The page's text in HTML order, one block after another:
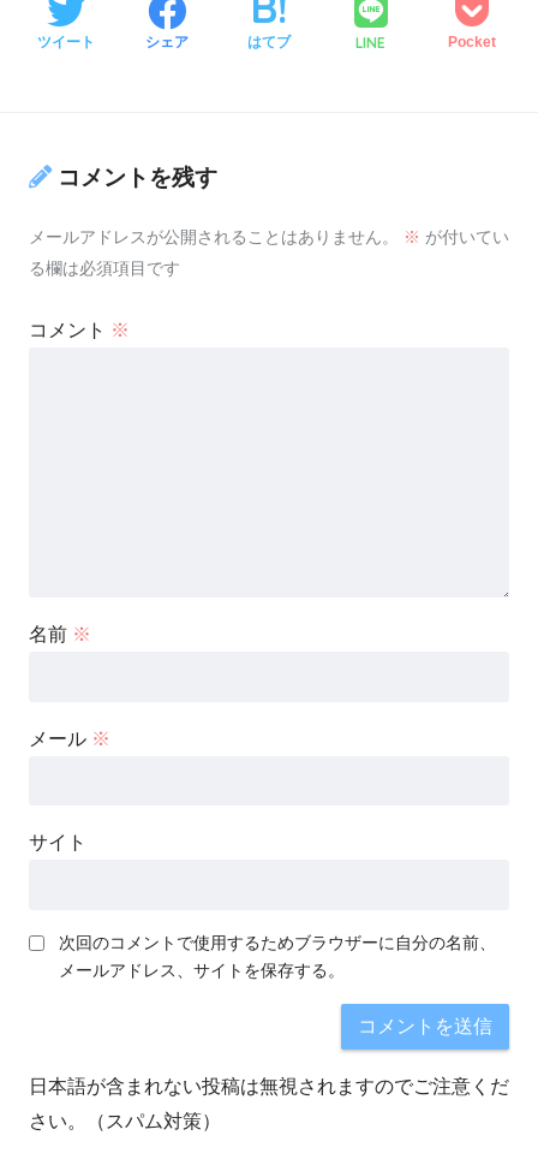
ツイート シェア はてブ LINE Pocket
コメントを残す
メールアドレスが公開されることはありません。 ※ が付いてい
る欄は必須項目です
コメント ※
名前 ※
メール ※
サイト
次回のコメントで使用するためブラウザーに自分の名前、
メールアドレス、サイトを保存する。
日本語が含まれない投稿は無視されますのでご注意くだ
さい。（スパム対策）